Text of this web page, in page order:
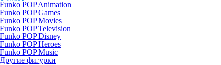
Funko POP Animation
Funko POP Games
Funko POP Movies
Funko POP Television
Funko POP Disney
Funko POP Heroes
Funko POP Music
Другие фигурки